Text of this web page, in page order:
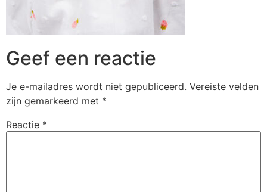
Geef een reactie
Je e-mailadres wordt niet gepubliceerd. Vereiste velden
zijn gemarkeerd met *
Reactie *